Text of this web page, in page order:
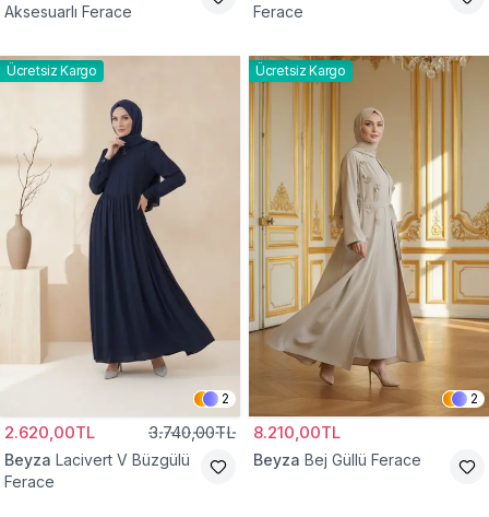
Aksesuarlı Ferace
Ferace
Ücretsiz Kargo
2
2.620,00TL 3.740,00TL
Beyza Lacivert V Büzgülü
Ferace
Ücretsiz Kargo
2
8.210,00TL
Beyza Bej Güllü Ferace